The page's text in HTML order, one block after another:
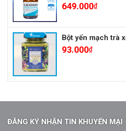
649.000₫
Bột yến mạch trà
93.000₫
ĐĂNG KÝ NHẬN TIN KHUYẾN MẠI